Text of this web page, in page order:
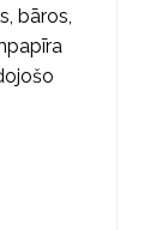
bāros,